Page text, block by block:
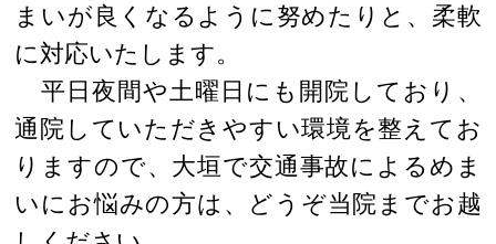
まいが良くなるように努めたりと、柔軟
に対応いたします。
平日夜間や土曜日にも開院しており、
通院していただきやすい環境を整えてお
りますので、大垣で交通事故によるめま
いにお悩みの方は、どうぞ当院までお越